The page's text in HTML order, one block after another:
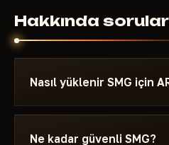
Hakkında
Nasıl yüklenir SMG için
Ödeme sonrası indirme
talimat alırsın: ARMA 3 -
Ne kadar güvenli SMG?